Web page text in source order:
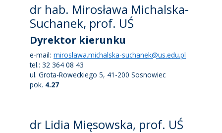
dr hab. Mirosława Michalska-
Suchanek, prof. UŚ
Dyrektor kierunku
e-mail: miroslawa.michalska-suchanek@us.edu.pl
tel.: 32 364 08 43
ul. Grota-Roweckiego 5, 41-200 Sosnowiec
pok. 4.27
dr Lidia Mięsowska, prof. UŚ